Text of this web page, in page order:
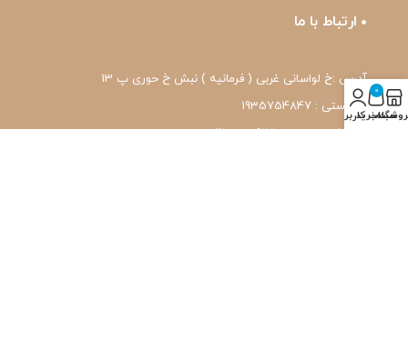
ارتباط با ما
آدرس :خ لواسانی غربی ( فرمانیه ) نبش خ حوری پ 13
کد پستی : 1935754847
شماره تماس: 22239171-۰۲۱
0
سبد خرید
حساب کاربری من